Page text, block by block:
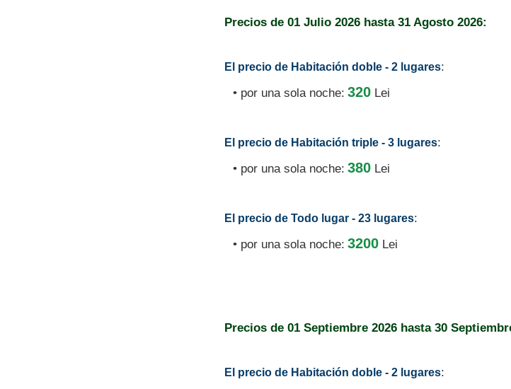
Precios de 01 Julio 2026 hasta 31 Agosto 2026:
El precio de Habitación doble - 2 lugares:
• por una sola noche: 320 Lei
El precio de Habitación triple - 3 lugares:
• por una sola noche: 380 Lei
El precio de Todo lugar - 23 lugares:
• por una sola noche: 3200 Lei
Precios de 01 Septiembre 2026 hasta 30
El precio de Habitación doble - 2 lugares: